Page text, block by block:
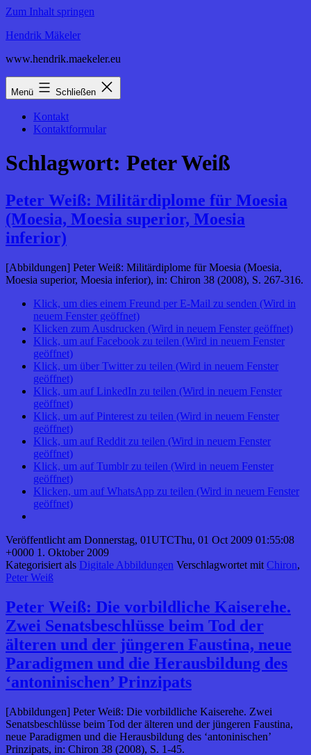
Zum Inhalt springen
Hendrik Mäkeler
www.hendrik.maekeler.eu
Menü Schließen
Kontakt
Kontaktformular
Schlagwort: Peter Weiß
Peter Weiß: Militärdiplome für Moesia
(Moesia, Moesia superior, Moesia
inferior)
[Abbildungen] Peter Weiß: Militärdiplome für Moesia (Moesia,
Moesia superior, Moesia inferior), in: Chiron 38 (2008), S. 267-316.
Klick, um dies einem Freund per E-Mail zu senden (Wird in
neuem Fenster geöffnet)
Klicken zum Ausdrucken (Wird in neuem Fenster geöffnet)
Klick, um auf Facebook zu teilen (Wird in neuem Fenster
geöffnet)
Klick, um über Twitter zu teilen (Wird in neuem Fenster
geöffnet)
Klick, um auf LinkedIn zu teilen (Wird in neuem Fenster
geöffnet)
Klick, um auf Pinterest zu teilen (Wird in neuem Fenster
geöffnet)
Klick, um auf Reddit zu teilen (Wird in neuem Fenster
geöffnet)
Klick, um auf Tumblr zu teilen (Wird in neuem Fenster
geöffnet)
Klicken, um auf WhatsApp zu teilen (Wird in neuem Fenster
geöffnet)
Veröffentlicht am Donnerstag, 01UTCThu, 01 Oct 2009 01:55:08
+0000 1. Oktober 2009
Kategorisiert als Digitale Abbildungen Verschlagwortet mit Chiron,
Peter Weiß
Peter Weiß: Die vorbildliche Kaiserehe.
Zwei Senatsbeschlüsse beim Tod der
älteren und der jüngeren Faustina, neue
Paradigmen und die Herausbildung des
‘antoninischen’ Prinzipats
[Abbildungen] Peter Weiß: Die vorbildliche Kaiserehe. Zwei
Senatsbeschlüsse beim Tod der älteren und der jüngeren Faustina,
neue Paradigmen und die Herausbildung des ‘antoninischen’
Prinzipats, in: Chiron 38 (2008), S. 1-45.